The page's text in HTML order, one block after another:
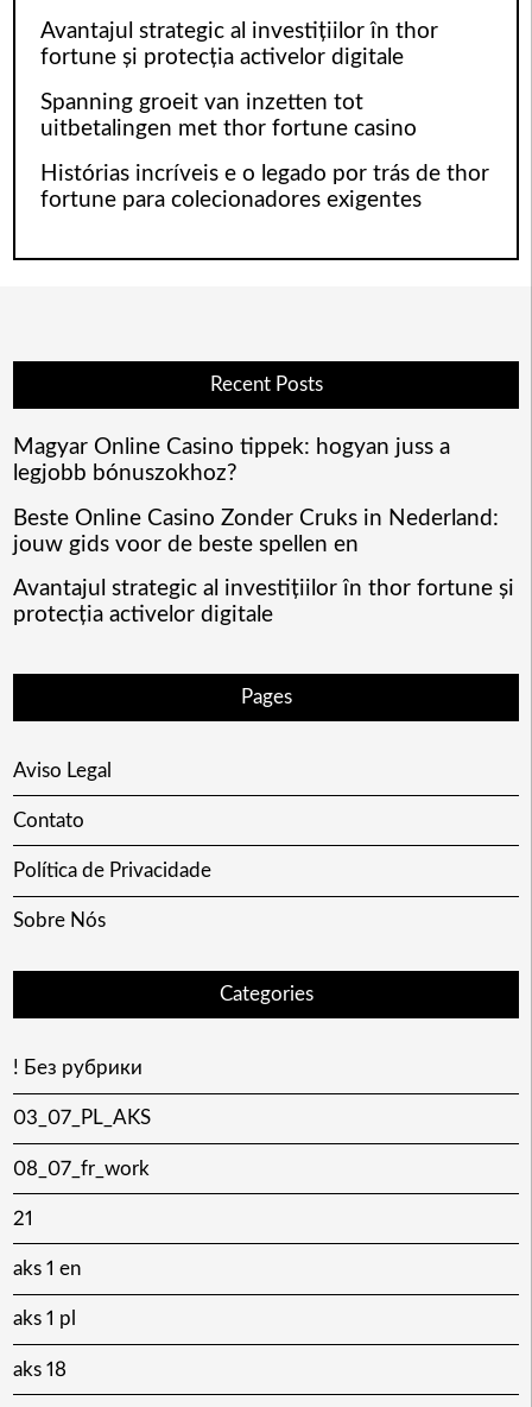
Avantajul strategic al investițiilor în thor
fortune și protecția activelor digitale
Spanning groeit van inzetten tot
uitbetalingen met thor fortune casino
Histórias incríveis e o legado por trás de thor
fortune para colecionadores exigentes
Recent Posts
Magyar Online Casino tippek: hogyan juss a
legjobb bónuszokhoz?
Beste Online Casino Zonder Cruks in Nederland:
jouw gids voor de beste spellen en
Avantajul strategic al investițiilor în thor fortune și
protecția activelor digitale
Pages
Aviso Legal
Contato
Política de Privacidade
Sobre Nós
Categories
! Без рубрики
03_07_PL_AKS
08_07_fr_work
21
aks 1 en
aks 1 pl
aks 18